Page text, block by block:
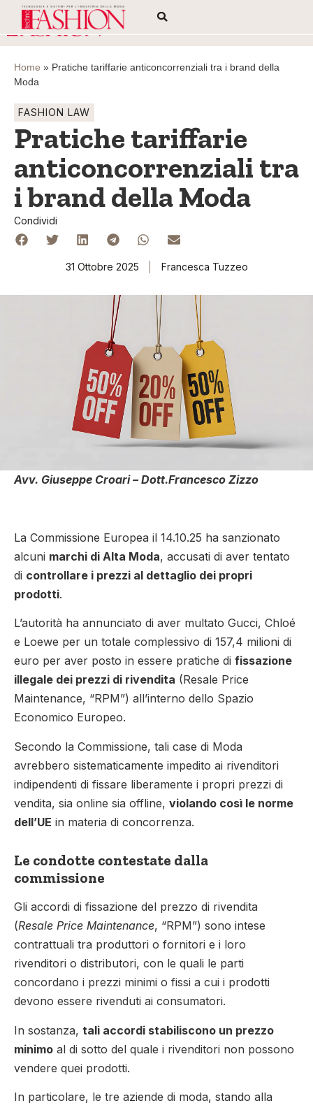
Home » Pratiche tariffarie anticoncorrenziali tra i brand della
Moda
FASHION LAW
Pratiche tariffarie
anticoncorrenziali tra
i brand della Moda
Condividi
31 Ottobre 2025 Francesca Tuzzeo
Avv. Giuseppe Croari – Dott.Francesco Zizzo
La Commissione Europea il 14.10.25 ha sanzionato
alcuni marchi di Alta Moda, accusati di aver tentato
di controllare i prezzi al dettaglio dei propri
prodotti.
L’autorità ha annunciato di aver multato Gucci, Chloé
e Loewe per un totale complessivo di 157,4 milioni di
euro per aver posto in essere pratiche di fissazione
illegale dei prezzi di rivendita (Resale Price
Maintenance, “RPM”) all’interno dello Spazio
Economico Europeo.
Secondo la Commissione, tali case di Moda
avrebbero sistematicamente impedito ai rivenditori
indipendenti di fissare liberamente i propri prezzi di
vendita, sia online sia offline, violando così le norme
dell’UE in materia di concorrenza.
Le condotte contestate dalla
commissione
Gli accordi di fissazione del prezzo di rivendita
(Resale Price Maintenance, “RPM”) sono intese
contrattuali tra produttori o fornitori e i loro
rivenditori o distributori, con le quali le parti
concordano i prezzi minimi o fissi a cui i prodotti
devono essere rivenduti ai consumatori.
In sostanza, tali accordi stabiliscono un prezzo
minimo al di sotto del quale i rivenditori non possono
vendere quei prodotti.
In particolare, le tre aziende di moda, stando alla